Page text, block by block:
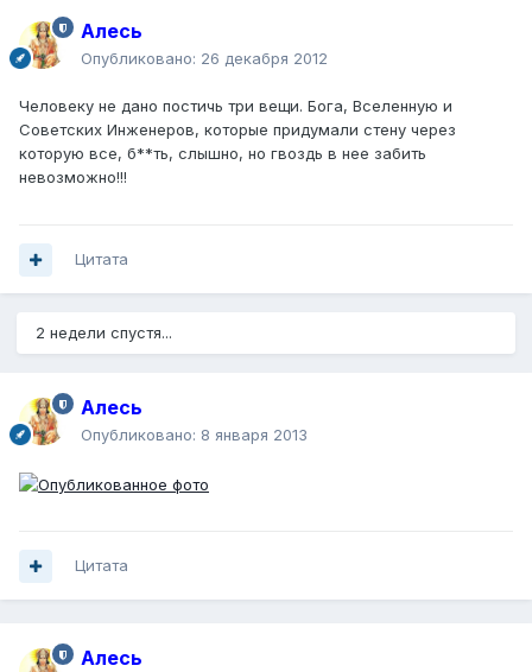
Алесь
Опубликовано: 26 декабря 2012
Человеку не дано постичь три вещи. Бога, Вселенную и
Советских Инженеров, которые придумали стену через
которую все, б**ть, слышно, но гвоздь в нее забить
невозможно!!!
Цитата
2 недели спустя...
Алесь
Опубликовано: 8 января 2013
Цитата
Алесь